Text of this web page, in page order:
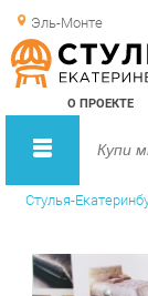
Эль-Монте
О ПРОЕКТЕ
Стулья-Екатеринбург